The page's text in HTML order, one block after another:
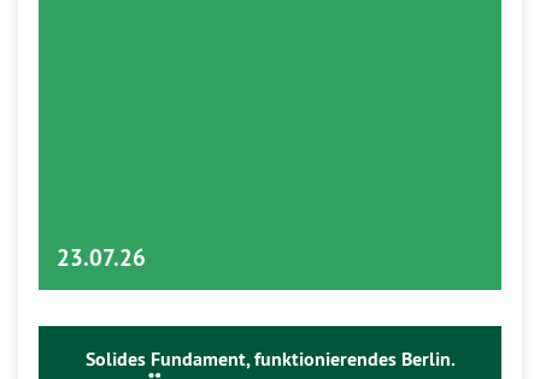
23.07.26
Solides Fundament, funktionierendes Berlin.